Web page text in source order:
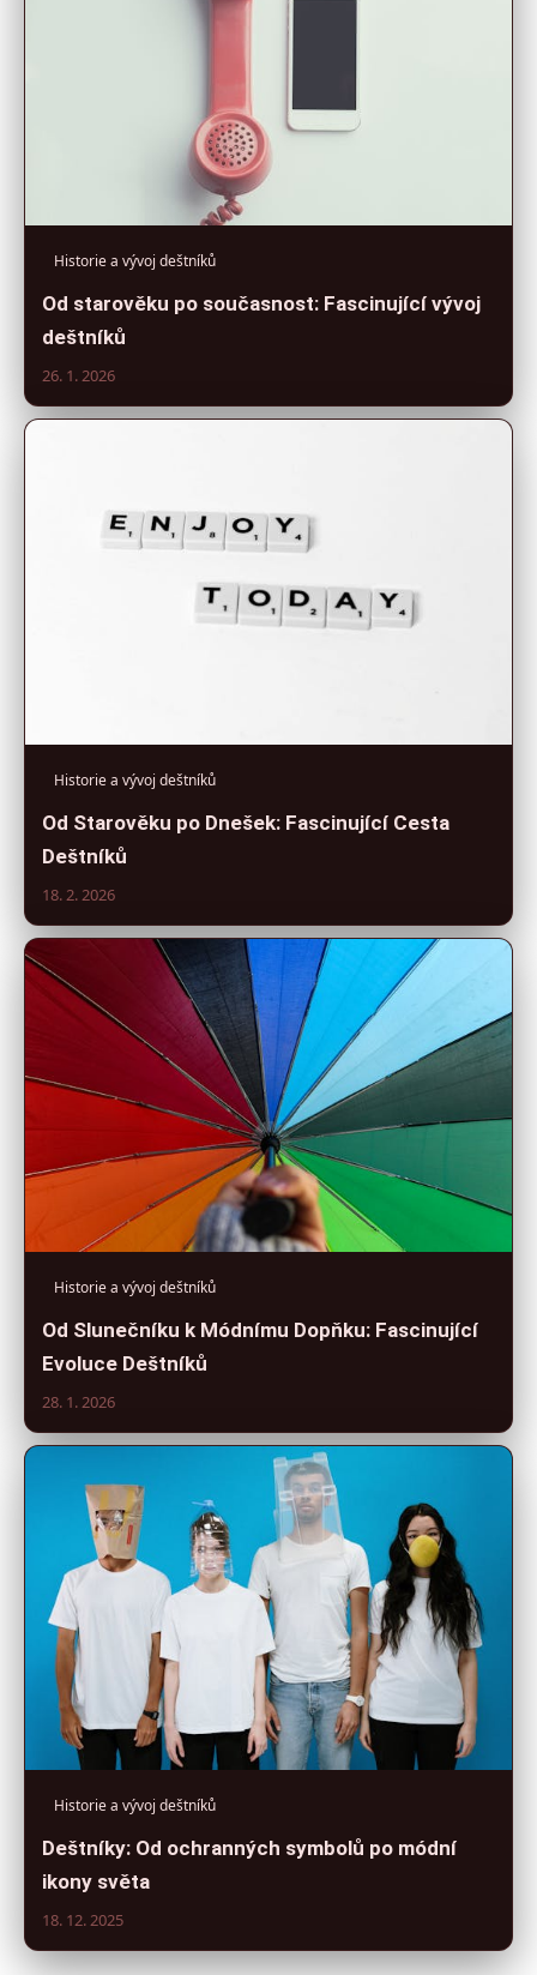
Historie a vývoj deštníků
Od starověku po současnost: Fascinující vývoj
deštníků
26. 1. 2026
Historie a vývoj deštníků
Od Starověku po Dnešek: Fascinující Cesta
Deštníků
18. 2. 2026
Historie a vývoj deštníků
Od Slunečníku k Módnímu Dopňku: Fascinující
Evoluce Deštníků
28. 1. 2026
Historie a vývoj deštníků
Deštníky: Od ochranných symbolů po módní
ikony světa
18. 12. 2025